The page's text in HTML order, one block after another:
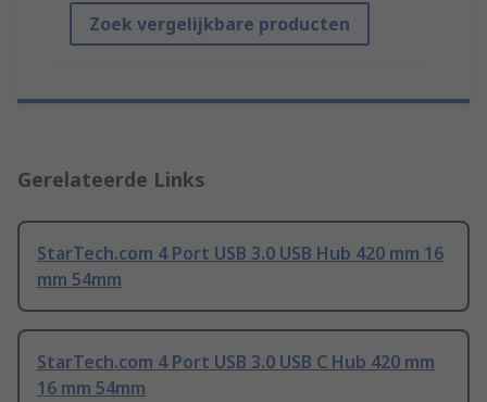
Zoek vergelijkbare producten
Gerelateerde Links
StarTech.com 4 Port USB 3.0 USB Hub 420 mm 16
mm 54mm
StarTech.com 4 Port USB 3.0 USB C Hub 420 mm
16 mm 54mm